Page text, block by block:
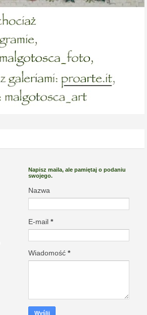
Napisz maila, ale pamiętaj o podaniu
swojego.
Nazwa
E-mail *
Wiadomość *